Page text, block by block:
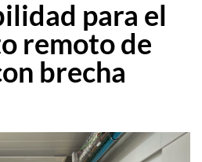
para el
remoto de
brecha